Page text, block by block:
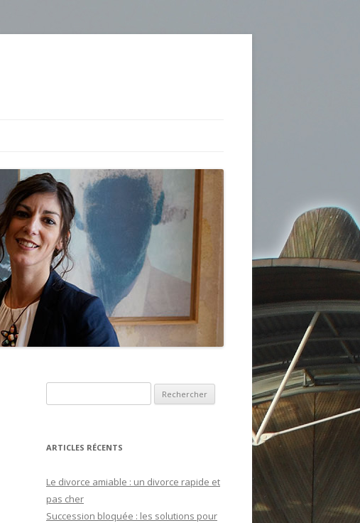
ARTICLES RÉCENTS
Le divorce amiable : un divorce rapide et
pas cher
Succession bloquée : les solutions pour